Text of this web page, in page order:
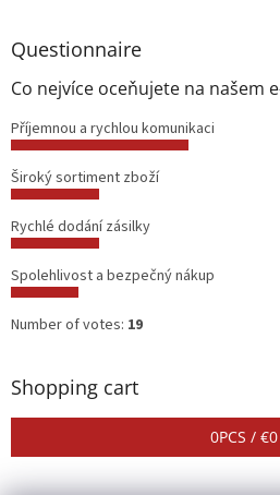
Questionnaire
Co nejvíce oceňujete na našem
Příjemnou a rychlou komunikaci
Široký sortiment zboží
Rychlé dodání zásilky
Spolehlivost a bezpečný nákup
Number of votes: 19
Shopping cart
0PCS / €0